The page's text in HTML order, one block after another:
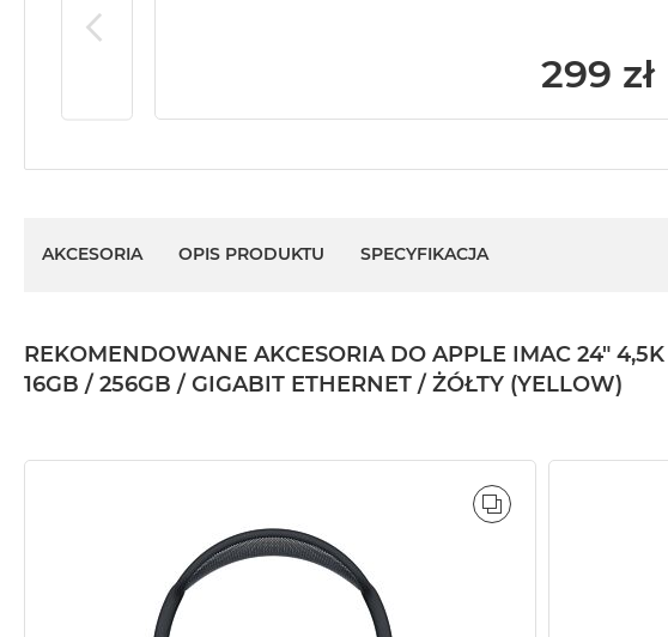
299 zł
AKCESORIA OPIS PRODUKTU SPECYFIKACJA
REKOMENDOWANE AKCESORIA DO APPLE IMAC 24"
16GB / 256GB / GIGABIT ETHERNET / ŻÓŁTY (YELLOW)
PORÓWNAJ